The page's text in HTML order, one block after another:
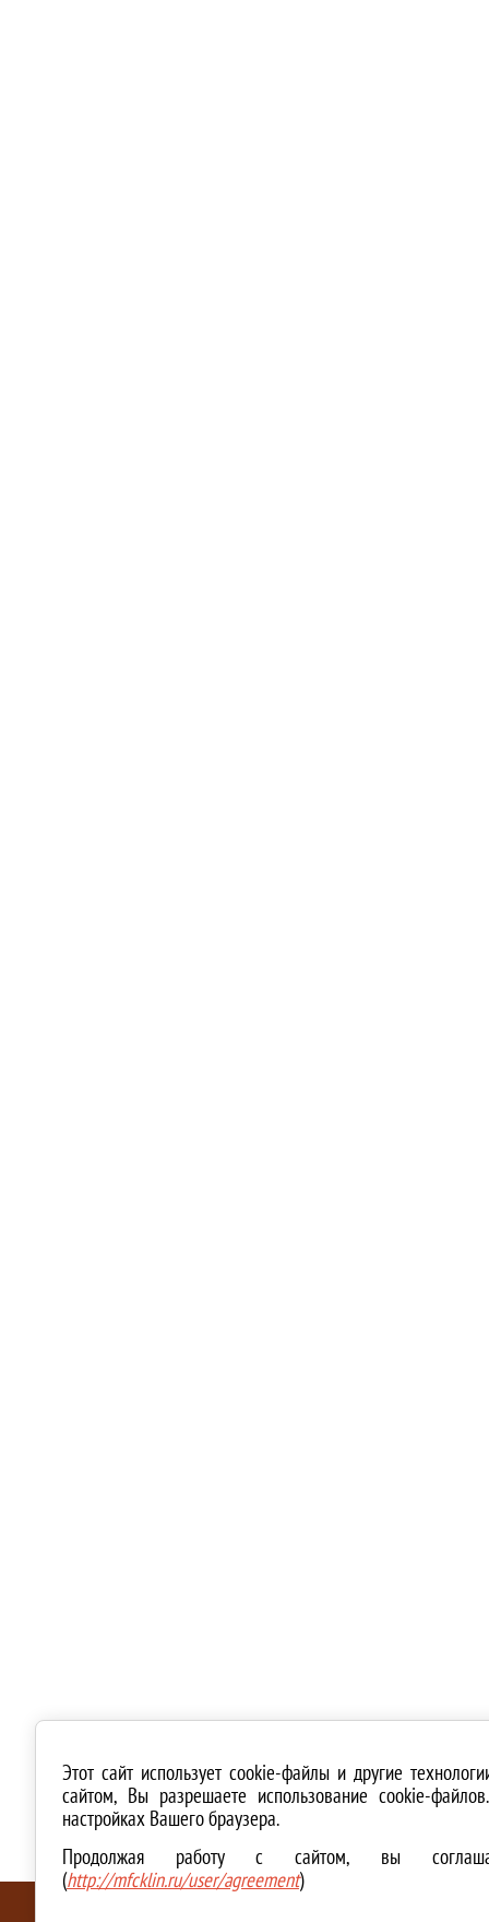
Этот сайт использует cookie-файлы и другие
сайтом, Вы разрешаете использование cookie-
настройках Вашего браузера.
Продолжая работу с сайтом, вы
(http://mfcklin.ru/user/agreement)